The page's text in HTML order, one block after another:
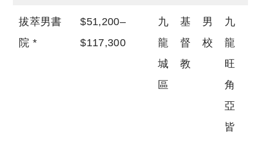
拔萃男書
院 *
$51,200–
$117,300
九
龍
城
區
基
督
教
男
校
九
龍
旺
角
亞
皆